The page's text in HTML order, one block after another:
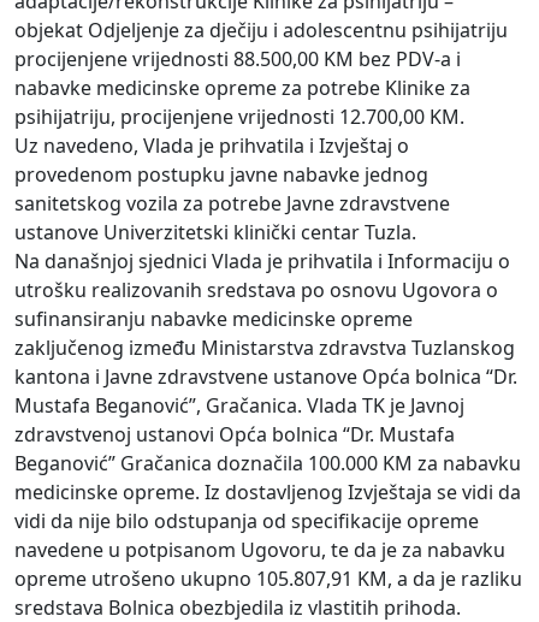
objekat Odjeljenje za dječiju i adolescentnu psihijatriju
procijenjene vrijednosti 88.500,00 KM bez PDV-a i
nabavke medicinske opreme za potrebe Klinike za
psihijatriju, procijenjene vrijednosti 12.700,00 KM.
Uz navedeno, Vlada je prihvatila i Izvještaj o
provedenom postupku javne nabavke jednog
sanitetskog vozila za potrebe Javne zdravstvene
ustanove Univerzitetski klinički centar Tuzla.
Na današnjoj sjednici Vlada je prihvatila i Informaciju o
utrošku realizovanih sredstava po osnovu Ugovora o
sufinansiranju nabavke medicinske opreme
zaključenog između Ministarstva zdravstva Tuzlanskog
kantona i Javne zdravstvene ustanove Opća bolnica “Dr.
Mustafa Beganović”, Gračanica. Vlada TK je Javnoj
zdravstvenoj ustanovi Opća bolnica “Dr. Mustafa
Beganović” Gračanica doznačila 100.000 KM za nabavku
medicinske opreme. Iz dostavljenog Izvještaja se vidi da
vidi da nije bilo odstupanja od specifikacije opreme
navedene u potpisanom Ugovoru, te da je za nabavku
opreme utrošeno ukupno 105.807,91 KM, a da je razliku
sredstava Bolnica obezbjedila iz vlastitih prihoda.